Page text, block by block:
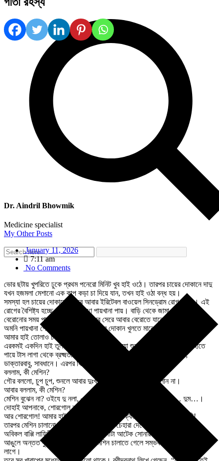
Dr. Aindril Bhowmik
Medicine specialist
My Other Posts
January 11, 2026
7:11 am
No Comments
ভোর ছটায় খুপরিতে ঢুকে প্রথম পনেরো মিনিট খুব হাই ওঠে। তারপর চায়ের দোকানে দাদু
যখন হজমলা মেশানো এক কাপ কড়া চা দিয়ে যান, তখন হাই ওঠা বন্ধ হয়।
সমস্যা হল চায়ের দোকানের দাদুর আবার ইরিটেবল বাওয়েল সিনড্রোম রোগ আছে। এই
রোগের বৈশিষ্ট্য হচ্ছে কারণে অকারণে পায়খানা পায়। বাড়ি থেকে জামা কাপড় পরে
বেরোনোর সময় পায়খানা পেয়ে গেল। সব সেরে আবার বেরোতে যাবেন হঠাৎ মেঘ ডেকেছে,
অমনি পায়খানা পেয়ে গেল। যার ফলে দাদুর দোকান খুলতে মাঝে মাঝেই দেরি হয়, আর
আমার হাই তোলাও চলতে থাকে।
এরকমই একদিন হাই তুলতে তুলতে রোগীদের সমস্যা শুনছি। নানাবিধ সমস্যা – হাতে
পায়ে টাস লাগা থেকে ব্রক্ষ্মতালুতে গ্যাসীয় নৃত্য। এমন সময় গৌর এসে বলল,
ডাক্তারবাবু, সাবধানে। এরপর যিনি আসবেন, ভালো মেশিন চালাতেন।
বললাম, কী মেশিন?
গৌর বললো, চুপ চুপ, শুনলে আবার দুঃখ পাবেন। এখন তো আর চালান না।
আবার বললাম, কী মেশিন?
মেশিন বুঝেন না? ওইযে দু নলা, একসাথে দুটো নল দিয়েই বের হয়। দুম… দুম…।
দোহাই আপনাকে, শোরগোল করবেন না।
আর শোরগোল! আমার হাই ওঠা বন্ধ হয়ে গেল। সক্কাল সক্কাল এসব কী রোগী!
তারপর মেশিন চালানো ভদ্রলোক যখন ঢুকলেন, চেহারা দেখে আরো ঘাবড়ে গেলাম।
অবিকল বাপ্পি লাহিড়ীর কার্বন কপি। গলায় গোটা আটেক সোনার চেন। দুহাতের দশটা
আঙুলে অন্তত কুড়িটা আংটি। ভালো মেশিন চালাতে গেলে সম্ভবত এতগুলোই আংটি
লাগে।